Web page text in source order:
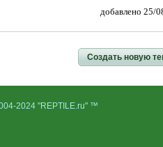
добавлено 25/
Создать новую
2024 "REPTILE.ru" ™